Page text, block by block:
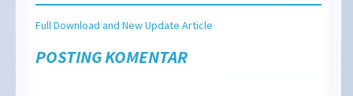
Full Download and New Update Article
POSTING KOMENTAR